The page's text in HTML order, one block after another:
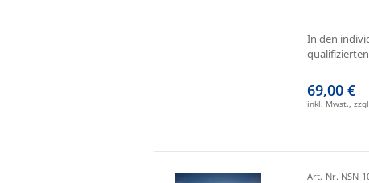
In den
69,00 €
inkl. Mwst.,
Art.-Nr. NSN-